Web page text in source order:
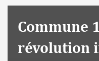
Commune
révolution